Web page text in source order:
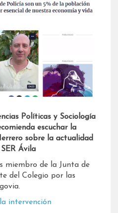
Políticas y Sociología
escuchar la
sobre la actualidad
Ávila
miembro de la Junta de
del Colegio por las
intervención